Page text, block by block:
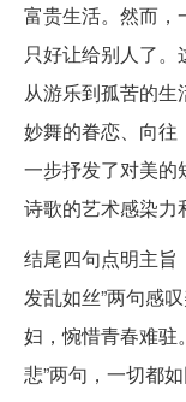
富贵生活。然而，
只好让给别人了。
从游乐到孤苦的
妙舞的眷恋、向往
一步抒发了对美的
诗歌的艺术感染力
结尾四句点明主旨
发乱如丝”两句感
妇，惋惜青春难驻
悲”两句，一切都